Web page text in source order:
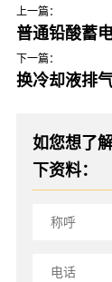
上一篇：
普通铅酸蓄
下一篇：
换冷却液排
如您想了
下资料：